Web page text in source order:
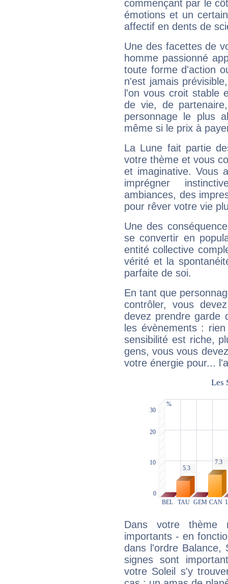
commençant par le
émotions et un
affectif en dents de
Une des facettes de
homme passionné
toute forme d'action
n'est jamais
l'on vous croit stable
de vie, de
personnage le plus
même si le prix à
La Lune fait partie
votre thème et vous
et imaginative. Vous
imprégner
ambiances, des
pour rêver votre vie
Une des
se convertir en
entité collective
vérité et la
parfaite de soi.
En tant que
contrôler, vous
devez prendre garde
les évènements :
sensibilité est riche,
gens, vous vous
votre énergie pour...
Dans votre thème
importants - en
dans l'ordre Balance,
signes sont
votre Soleil s'y